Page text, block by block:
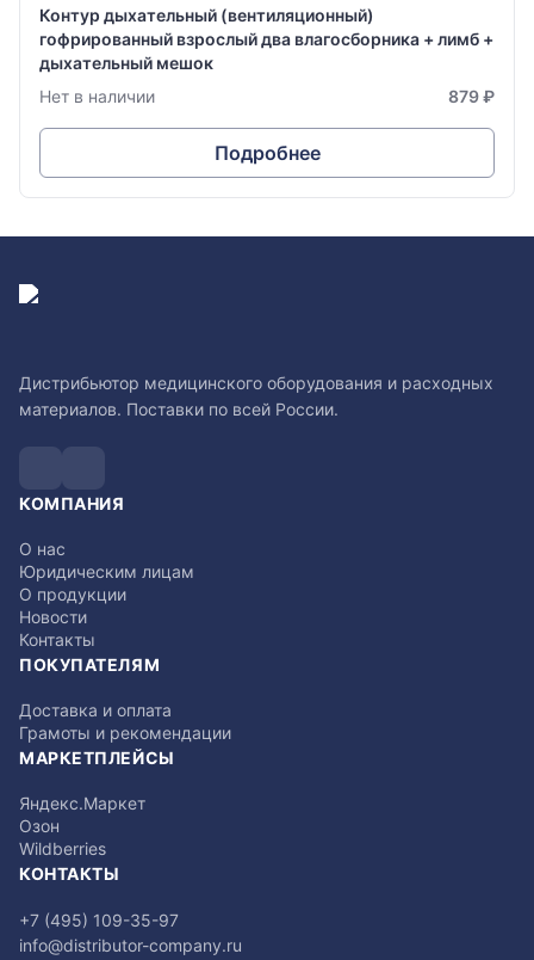
Контур дыхательный (вентиляционный)
гофрированный взрослый два влагосборника + лимб +
дыхательный мешок
Нет в наличии
879 ₽
Подробнее
Дистрибьютор медицинского оборудования и расходных
материалов. Поставки по всей России.
КОМПАНИЯ
О нас
Юридическим лицам
О продукции
Новости
Контакты
ПОКУПАТЕЛЯМ
Доставка и оплата
Грамоты и рекомендации
МАРКЕТПЛЕЙСЫ
Яндекс.Маркет
Озон
Wildberries
КОНТАКТЫ
+7 (495) 109-35-97
info@distributor-company.ru